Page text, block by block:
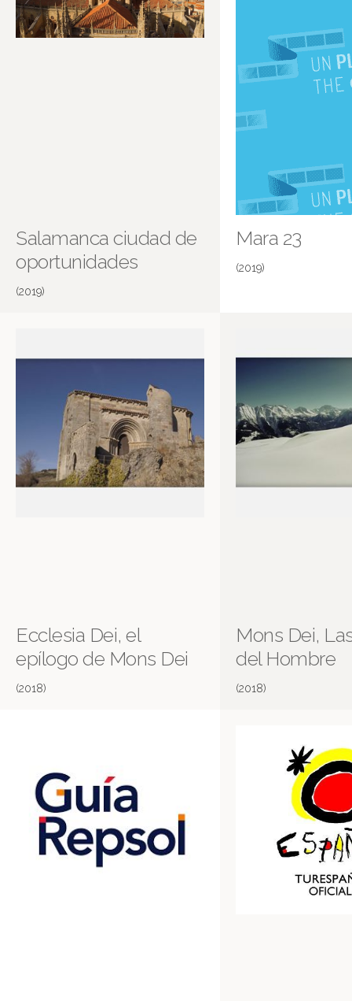
Salamanca ciudad de
oportunidades
(2019)
Mara 23
(2019)
Ecclesia Dei, el
epílogo de Mons Dei
(2018)
Mons Dei,
del Hombre
(2018)